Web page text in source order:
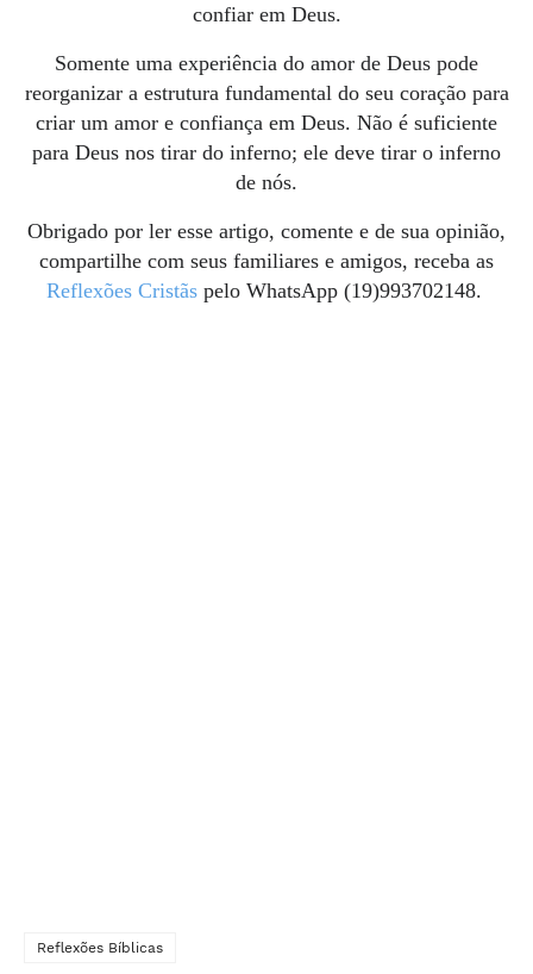
confiar em Deus.
Somente uma experiência do amor de Deus pode
reorganizar a estrutura fundamental do seu coração para
criar um amor e confiança em Deus. Não é suficiente
para Deus nos tirar do inferno; ele deve tirar o inferno
de nós.
Obrigado por ler esse artigo, comente e de sua opinião,
compartilhe com seus familiares e amigos, receba as
Reflexões Cristãspelo WhatsApp (19)993702148.
Reflexões Bíblicas